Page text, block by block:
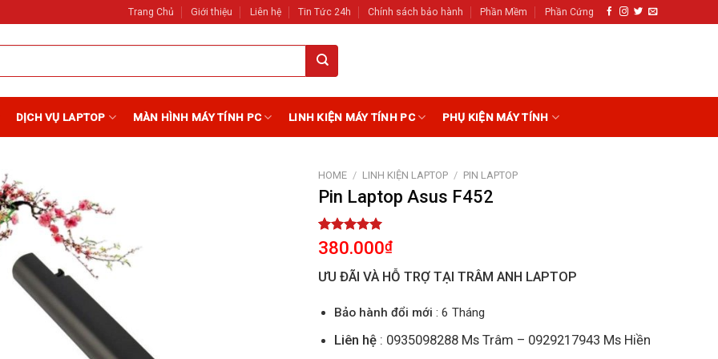
Trang Chủ Giới thiệu Liên hệ Tin Tức 24h Chính sách bảo hành Phần Mềm Phần Cứng
DỊCH VỤ LAPTOP MÀN HÌNH MÁY TÍNH PC LINH KIỆN MÁY TÍNH PC PHỤ KIỆN MÁY TÍNH
HOME / LINH KIỆN LAPTOP / PIN LAPTOP
Pin Laptop Asus F452
Rated 5.00
out of 5
based on
1
customer
380.000₫
ƯU ĐÃI VÀ HỖ TRỢ TẠI TRÂM ANH LAPTOP
Bảo hành đổi mới : 6 Tháng
Liên hệ: 0935098288 Ms Trâm – 0929217943 Ms Hiền